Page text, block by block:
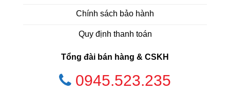
Chính sách bảo hành
Quy định thanh toán
Tổng đài bán hàng & CSKH
0945.523.235